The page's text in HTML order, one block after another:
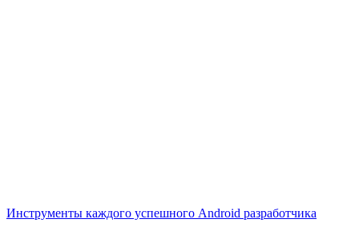
Инструменты каждого успешного Android разработчика